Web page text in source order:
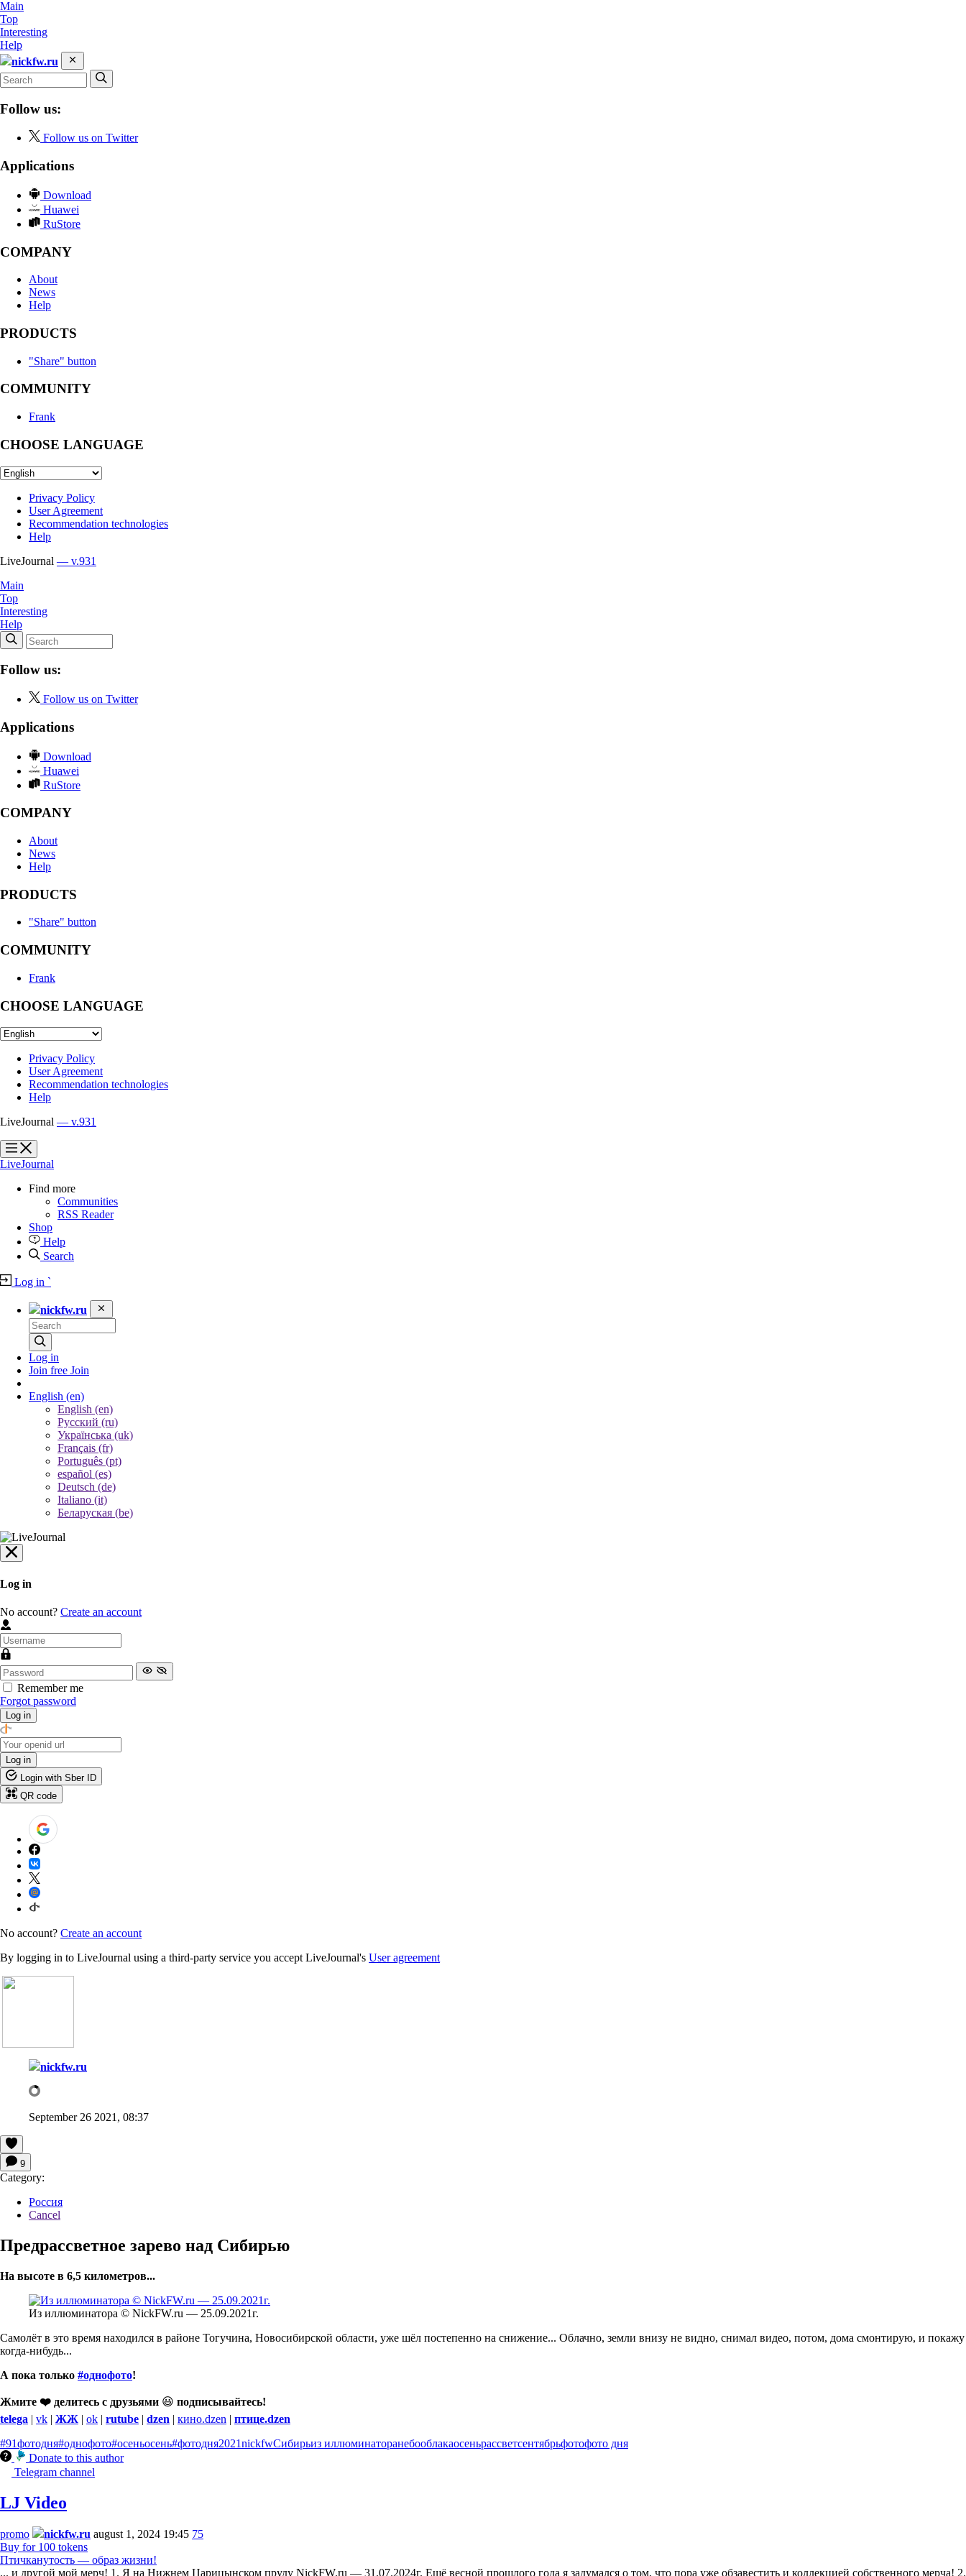
Main
Top
Interesting
Help
nickfw.ru
Follow us:
Follow us on Twitter
Applications
Download
Huawei
RuStore
COMPANY
About
News
Help
PRODUCTS
"Share" button
COMMUNITY
Frank
CHOOSE LANGUAGE
Privacy Policy
User Agreement
Recommendation technologies
Help
LiveJournal — v.931
Main
Top
Interesting
Help
Follow us:
Follow us on Twitter
Applications
Download
Huawei
RuStore
COMPANY
About
News
Help
PRODUCTS
"Share" button
COMMUNITY
Frank
CHOOSE LANGUAGE
Privacy Policy
User Agreement
Recommendation technologies
Help
LiveJournal — v.931
?
?
LiveJournal
Find more
Communities
RSS Reader
Shop
Help
Search
Log in `
nickfw.ru
Log in
Join free Join
English (en)
English (en)
Русский (ru)
Українська (uk)
Français (fr)
Português (pt)
español (es)
Deutsch (de)
Italiano (it)
Беларуская (be)
Log in
No account? Create an account
Remember me
Forgot password
Log in
Log in
Login with Sber ID
QR code
No account? Create an account
By logging in to LiveJournal using a third-party service you accept LiveJournal's User agreement
nickfw.ru
September 26 2021, 08:37
9
Category:
Россия
Cancel
Предрассветное зарево над Сибирью
На высоте в 6,5 километров...
Из иллюминатора © NickFW.ru — 25.09.2021г.
Самолёт в это время находился в районе Тогучина, Новосибирской области, уже шёл постепенно на снижение... Облачно, земли внизу не видно, снимал видео, потом, дома смонтирую, и покажу
когда-нибудь...
А пока только #однофото!
Жмите ❤️ делитесь с друзьями 😃 подписывайтесь!
telega | vk | ЖЖ | ok | rutube | dzen | кино.dzen | птице.dzen
#91фотодня#однофото#осеньосень#фотодня2021nickfwСибирьиз иллюминаторанебооблакаосеньрассветсентябрьфотофото дня
Donate to this author
Telegram channel
LJ Video
promo nickfw.ru august 1, 2024 19:45 75
Buy for 100 tokens
Птичканутость — образ жизни!
... и другой мой мерч! 1. Я на Нижнем Царицынском пруду NickFW.ru — 31.07.2024г. Ещё весной прошлого года я задумался о том, что пора уже обзавестить и коллекцией собственного мерча! 2.